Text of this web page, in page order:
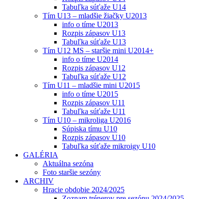
Tabuľka súťaže U14
Tím U13 – mladšie žiačky U2013
info o tíme U2013
Rozpis zápasov U13
Tabuľka súťaže U13
Tím U12 MS – staršie mini U2014+
info o tíme U2014
Rozpis zápasov U12
Tabuľka súťaže U12
Tím U11 – mladšie mini U2015
info o tíme U2015
Rozpis zápasov U11
Tabuľka súťaže U11
Tím U10 – mikroliga U2016
Súpiska tímu U10
Rozpis zápasov U10
Tabuľka súťaže mikroigy U10
GALÉRIA
Aktuálna sezóna
Foto staršie sezóny
ARCHIV
Hracie obdobie 2024/2025